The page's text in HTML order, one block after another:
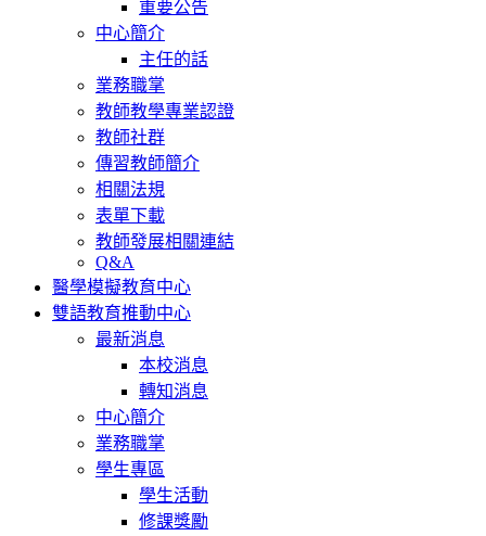
重要公告
中心簡介
主任的話
業務職掌
教師教學專業認證
教師社群
傳習教師簡介
相關法規
表單下載
教師發展相關連結
Q&A
醫學模擬教育中心
雙語教育推動中心
最新消息
本校消息
轉知消息
中心簡介
業務職掌
學生專區
學生活動
修課獎勵